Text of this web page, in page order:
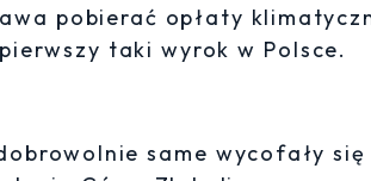
pobierać opłaty
taki wyrok w Polsce.
same wycofały się